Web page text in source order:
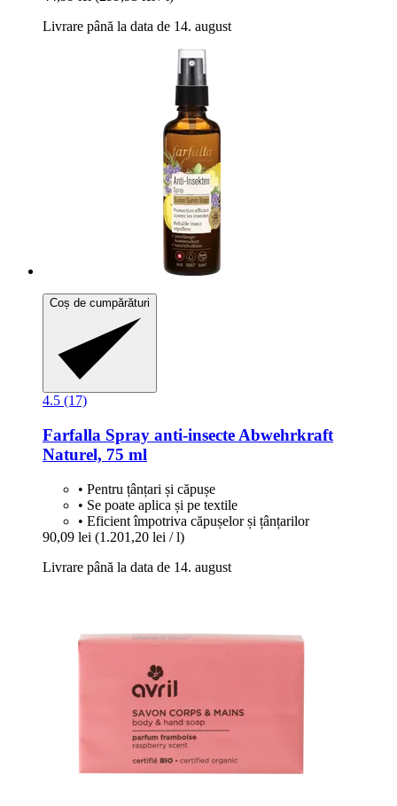
Livrare până la data de 14. august
Coș de cumpărături
4.5 (17)
Farfalla Spray anti-​insecte Abwehrkraft
Naturel, 75 ml
• Pentru țânțari și căpușe
• Se poate aplica și pe textile
• Eficient împotriva căpușelor și țânțarilor
90,09 lei (1.201,20 lei / l)
Livrare până la data de 14. august